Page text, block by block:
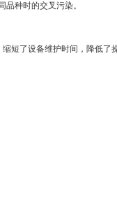
种时的交叉污染。
短了设备维护时间，降低了